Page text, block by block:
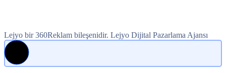
Lejyo bir 360Reklam bileşenidir. Lejyo Dijital Pazarlama Ajansı